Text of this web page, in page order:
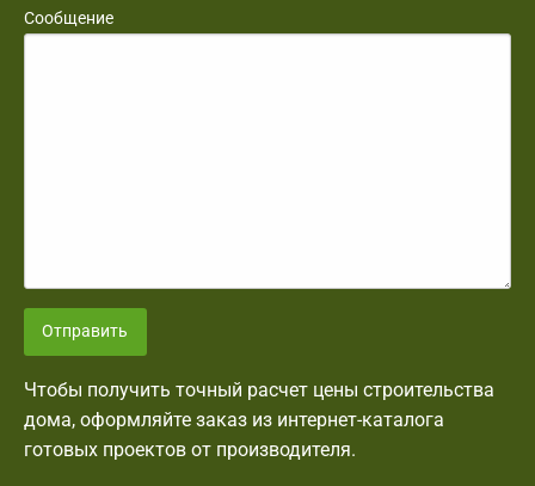
Сообщение
Отправить
Чтобы получить точный расчет цены строительства
дома, оформляйте заказ из интернет-каталога
готовых проектов от производителя.